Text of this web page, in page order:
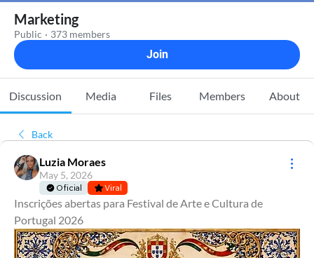
Marketing
Public · 373 members
Join
Discussion Media Files Members About
Back
Luzia Moraes
May 5, 2026
Oficial Viral
Inscrições abertas para Festival de Arte e Cultura de
Portugal 2026